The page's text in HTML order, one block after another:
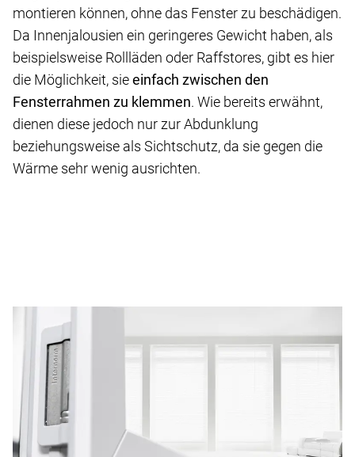
montieren können, ohne das Fenster zu beschädigen.
Da Innenjalousien ein geringeres Gewicht haben, als
beispielsweise Rollläden oder Raffstores, gibt es hier
die Möglichkeit, sieeinfach zwischen den
Fensterrahmen zu klemmen. Wie bereits erwähnt,
dienen diese jedoch nur zur Abdunklung
beziehungsweise als Sichtschutz, da sie gegen die
Wärme sehr wenig ausrichten.